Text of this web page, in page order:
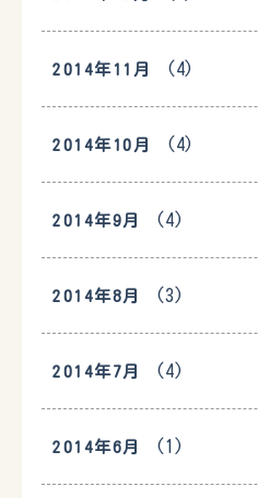
2014年11月 (4)
2014年10月 (4)
2014年9月 (4)
2014年8月 (3)
2014年7月 (4)
2014年6月 (1)